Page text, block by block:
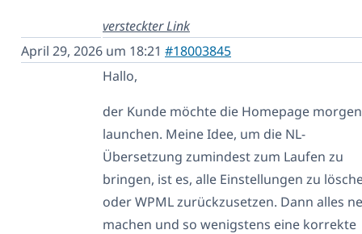
versteckter Link
April 29, 2026 um 18:21 #18003845
Hallo,
der Kunde möchte die Homepage morgen
launchen. Meine Idee, um die NL-
Übersetzung zumindest zum Laufen zu
bringen, ist es, alle Einstellungen zu
oder WPML zurückzusetzen. Dann alles
machen und so wenigstens eine korrekte